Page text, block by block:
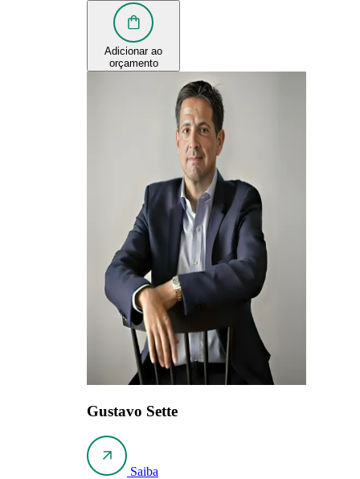
Adicionar ao
orçamento
Gustavo Sette
Saiba